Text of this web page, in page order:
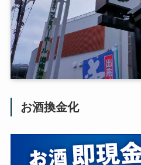
お酒換金化